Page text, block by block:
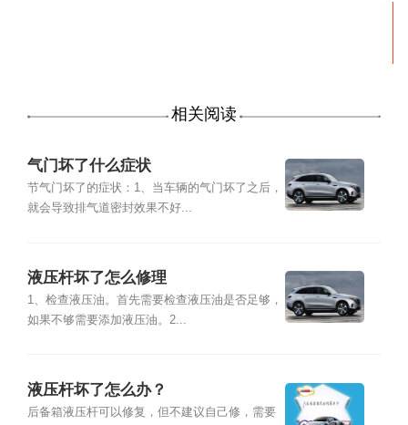
相关阅读
气门坏了什么症状
节气门坏了的症状：1、当车辆的气门坏了之后，
就会导致排气道密封效果不好...
液压杆坏了怎么修理
1、检查液压油。首先需要检查液压油是否足够，
如果不够需要添加液压油。2...
液压杆坏了怎么办？
后备箱液压杆可以修复，但不建议自己修，需要